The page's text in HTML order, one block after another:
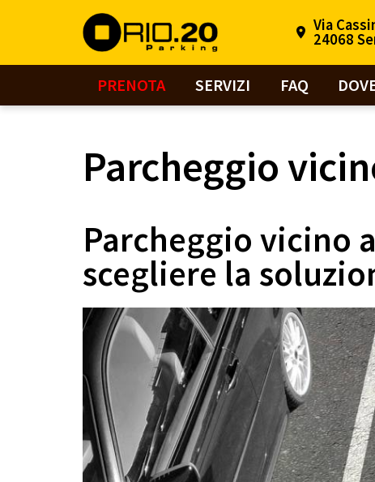
Via
24068
PRENOTA SERVIZI FAQ
Parcheggio
Parcheggio vicino
scegliere la